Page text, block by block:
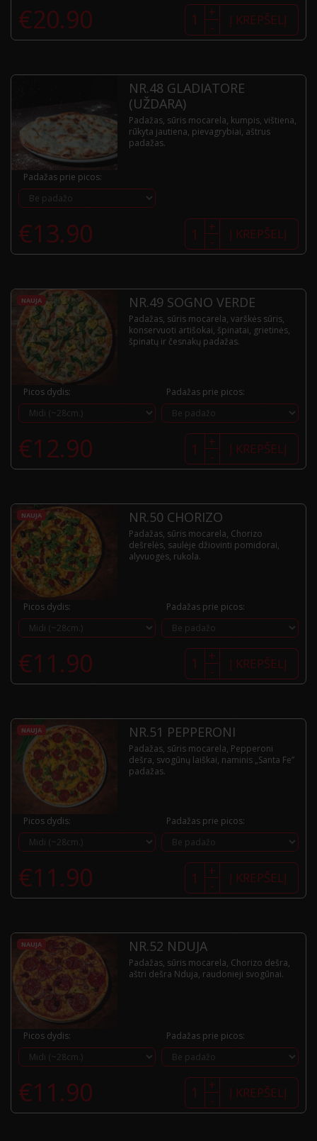
€20.90 produkto
kiekis:
Nr.47
Pollastra
-
+ Į KREPŠELĮ
NR.48 GLADIATORE
(UŽDARA)
Padažas, sūris mocarela, kumpis, vištiena,
rūkyta jautiena, pievagrybiai, aštrus
padažas.
Padažas prie picos:
€13.90 produkto
kiekis:
Nr.48
Gladiatore
-
+ Į KREPŠELĮ
NAUJA NR.49 SOGNO VERDE
Padažas, sūris mocarela, varškės sūris,
konservuoti artišokai, špinatai, grietinės,
špinatų ir česnakų padažas.
Picos dydis: Padažas prie picos:
€12.90 produkto
kiekis:
Nr.49
Sogno
-
+ Į KREPŠELĮ
NAUJA NR.50 CHORIZO
Padažas, sūris mocarela, Chorizo
dešrelės, saulėje džiovinti pomidorai,
alyvuogės, rukola.
Picos dydis: Padažas prie picos:
€11.90 produkto
kiekis:
Nr.50
Chorizo
-
+ Į KREPŠELĮ
NAUJA NR.51 PEPPERONI
Padažas, sūris mocarela, Pepperoni
dešra, svogūnų laiškai, naminis „Santa Fe”
padažas.
Picos dydis: Padažas prie picos:
€11.90 produkto
kiekis:
Nr.51
Pepperoni
-
+ Į KREPŠELĮ
NAUJA NR.52 NDUJA
Padažas, sūris mocarela, Chorizo dešra,
aštri dešra Nduja, raudonieji svogūnai.
Picos dydis: Padažas prie picos:
€11.90 produkto
kiekis:
Nr.52
Nduja
-
+ Į KREPŠELĮ